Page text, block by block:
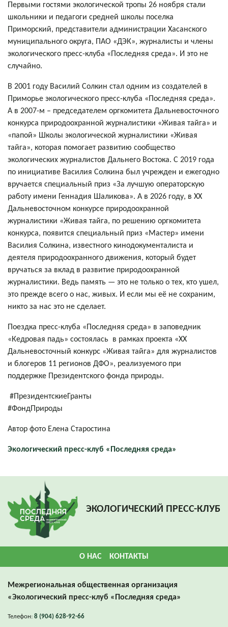
Первыми гостями экологической тропы 26 ноября стали
школьники и педагоги средней школы поселка
Приморский, представители администрации Хасанского
муниципального округа, ПАО «ДЭК», журналисты и члены
экологического пресс-клуба «Последняя среда». И это не
случайно.
В 2001 году Василий Солкин стал одним из создателей в
Приморье экологического пресс-клуба «Последняя среда».
А в 2007-м – председателем оргкомитета Дальневосточного
конкурса природоохранной журналистики «Живая тайга» и
«папой» Школы экологической журналистики «Живая
тайга», которая помогает развитию сообщество
экологических журналистов Дальнего Востока. С 2019 года
по инициативе Василия Солкина был учрежден и ежегодно
вручается специальный приз «За лучшую операторскую
работу имени Геннадия Шаликова». А в 2026 году, в XX
Дальневосточном конкурсе природоохранной
журналистики «Живая тайга, по решению оргкомитета
конкурса, появится специальный приз «Мастер» имени
Василия Солкина, известного кинодокументалиста и
деятеля природоохранного движения, который будет
вручаться за вклад в развитие природоохранной
журналистики. Ведь память — это не только о тех, кто ушел,
это прежде всего о нас, живых. И если мы её не сохраним,
никто за нас это не сделает.
Поездка пресс-клуба «Последняя среда» в заповедник
«Кедровая падь» состоялась в рамках проекта «ХХ
Дальневосточный конкурс «Живая тайга» для журналистов
и блогеров 11 регионов ДФО», реализуемого при
поддержке Президентского фонда природы.
#ПрезидентскиеГранты
#ФондПрироды
Автор фото Елена Старостина
Экологический пресс-клуб «Последняя среда»
ЭКОЛОГИЧЕСКИЙ ПРЕСС-КЛУБ
О НАС КОНТАКТЫ
Межрегиональная общественная организация
«Экологический пресс-клуб «Последняя среда»
Телефон: 8 (904) 628-92-66